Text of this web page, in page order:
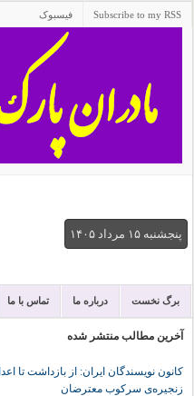
Subscribe to my RSS فیسبوک
پنجشنبه ۱۵ مرداد ۱۴۰۵
برگ نخست درباره ما تماس با ما
آخرین مطالب منتشر شده
کانون نويسندگان ايران: از بازداشت تا
زنجیره‌ی سرکوب معترضان